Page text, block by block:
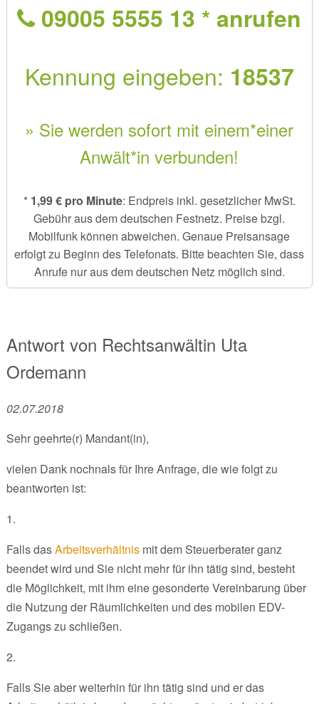
09005 5555 13 * anrufen
Kennung eingeben: 18537
» Sie werden sofort mit einem*einer
Anwält*in verbunden!
* 1,99 € pro Minute: Endpreis inkl. gesetzlicher MwSt.
Gebühr aus dem deutschen Festnetz. Preise bzgl.
Mobilfunk können abweichen. Genaue Preisansage
erfolgt zu Beginn des Telefonats. Bitte beachten Sie, dass
Anrufe nur aus dem deutschen Netz möglich sind.
Antwort von Rechtsanwältin Uta
Ordemann
02.07.2018
Sehr geehrte(r) Mandant(in),
vielen Dank nochnals für Ihre Anfrage, die wie folgt zu
beantworten ist:
1.
Falls dasArbeitsverhältnismit dem Steuerberater ganz
beendet wird und Sie nicht mehr für ihn tätig sind, besteht
die Möglichkeit, mit ihm eine gesonderte Vereinbarung über
die Nutzung der Räumlichkeiten und des mobilen EDV-
Zugangs zu schließen.
2.
Falls Sie aber weiterhin für ihn tätig sind und er das